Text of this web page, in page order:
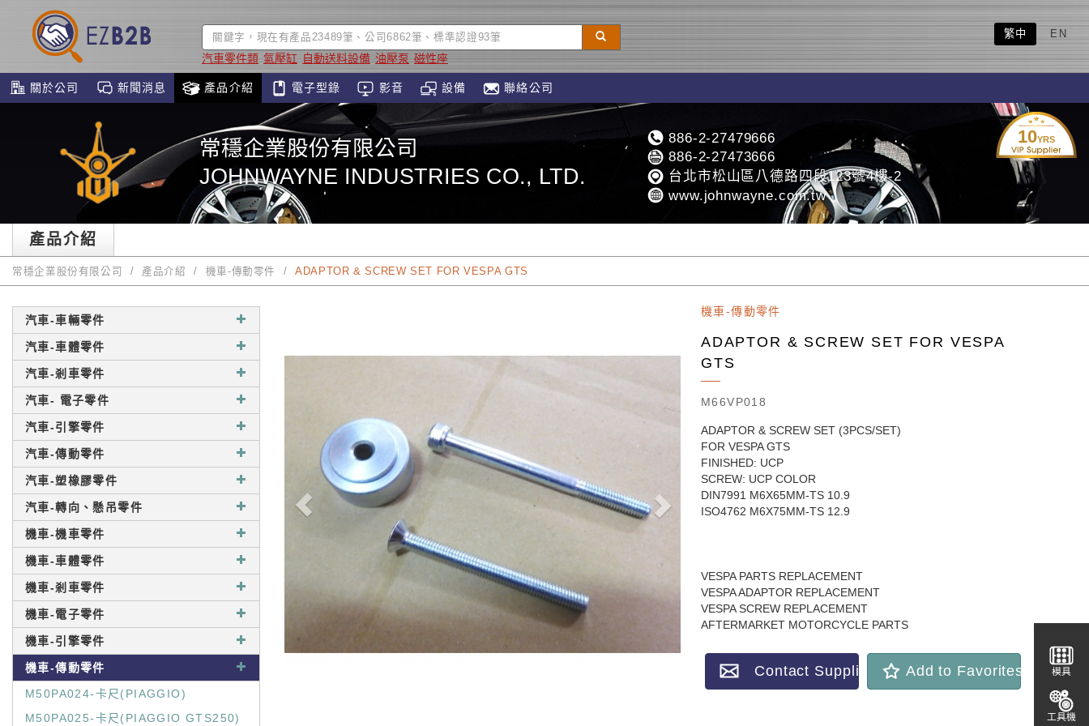
汽車零件類 氣壓缸 自動送料設備 油壓泵 磁性座
繁中 EN
關於公司 新聞消息 產品介紹 電子型錄 影音 設備 聯絡公司
10YRS
常穩企業股份有限公司
JOHNWAYNE INDUSTRIES CO., LTD.
886-2-27479666
886-2-27473666
台北市松山區八德路四段123號4樓-2
www.johnwayne.com.tw
產品介紹
常穩企業股份有限公司 產品介紹 機車-傳動零件 ADAPTOR & SCREW SET FOR VESPA GTS
汽車-車輛零件
汽車-車體零件
汽車-剎車零件
汽車- 電子零件
汽車-引擎零件
汽車-傳動零件
汽車-塑橡膠零件
汽車-轉向、懸吊零件
機車-機車零件
機車-車體零件
機車-剎車零件
機車-電子零件
機車-引擎零件
機車-傳動零件
M50PA024-卡尺(PIAGGIO)
M50PA025-卡尺(PIAGGIO GTS250)
機車-傳動零件
ADAPTOR & SCREW SET FOR VESPA
GTS
M66VP018
ADAPTOR & SCREW SET (3PCS/SET)
FOR VESPA GTS
FINISHED: UCP
SCREW: UCP COLOR
DIN7991 M6X65MM-TS 10.9
ISO4762 M6X75MM-TS 12.9
VESPA PARTS REPLACEMENT
VESPA ADAPTOR REPLACEMENT
VESPA SCREW REPLACEMENT
AFTERMARKET MOTORCYCLE PARTS
Contact Supplier Add to Favorites 模具
工具機